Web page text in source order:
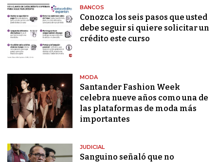
BANCOS
Conozca los seis pasos que usted
debe seguir si quiere solicitar un
crédito este curso
MODA
Santander Fashion Week
celebra nueve años como una de
las plataformas de moda más
importantes
JUDICIAL
Sanguino señaló que no